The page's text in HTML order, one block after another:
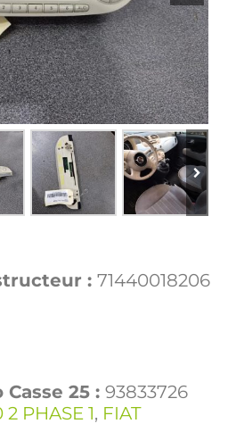
: 71440018206
25 : 93833726
2 PHASE 1, FIAT